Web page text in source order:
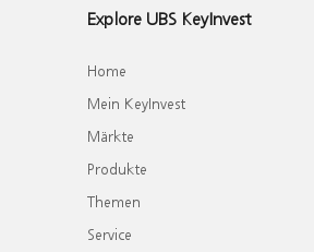
Explore UBS KeyInvest
Home
Mein KeyInvest
Märkte
Produkte
Themen
Service